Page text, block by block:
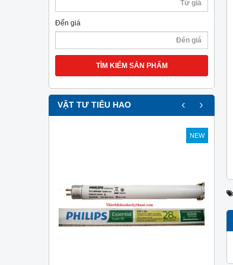
Đến giá
TÌM KIẾM SẢN PHẨM
VẬT TƯ TIÊU HAO
NEW
‹ ›